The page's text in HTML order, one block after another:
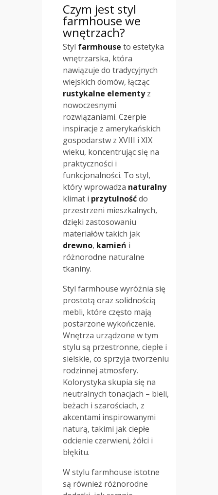
Czym jest styl
farmhouse we
wnętrzach?
Styl farmhouse to estetyka
wnętrzarska, która
nawiązuje do tradycyjnych
wiejskich domów, łącząc
rustykalne elementyz
nowoczesnymi
rozwiązaniami. Czerpie
inspiracje z amerykańskich
gospodarstw z XVIII i XIX
wieku, koncentrując się na
praktyczności i
funkcjonalności. To styl,
który wprowadza naturalny
klimat i przytulnośćdo
przestrzeni mieszkalnych,
dzięki zastosowaniu
materiałów takich jak
drewno, kamień i
różnorodne naturalne
tkaniny.
Styl farmhouse wyróżnia się
prostotą oraz solidnością
mebli, które często mają
postarzone wykończenie.
Wnętrza urządzone w tym
stylu są przestronne, ciepłe i
sielskie, co sprzyja tworzeniu
rodzinnej atmosfery.
Kolorystyka skupia się na
neutralnych tonacjach – bieli,
beżach i szarościach, z
akcentami inspirowanymi
naturą, takimi jak ciepłe
odcienie czerwieni, żółci i
błękitu.
W stylu farmhouse istotne
są również różnorodne